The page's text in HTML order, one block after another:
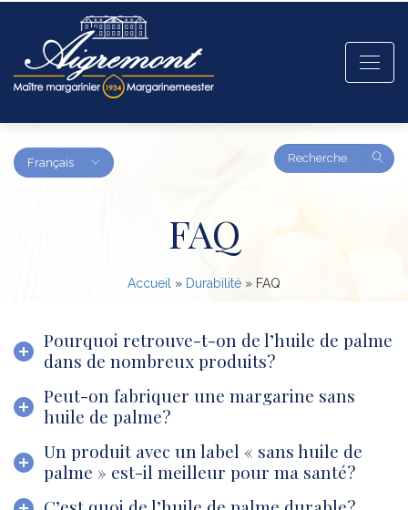
Français
Amount
(in
FAQ
Accueil » Durabilité » FAQ
Pourquoi retrouve-t-on de l’huile de palme
dans de nombreux produits?
Peut-on fabriquer une margarine sans
huile de palme?
Un produit avec un label « sans huile de
palme » est-il meilleur pour ma santé?